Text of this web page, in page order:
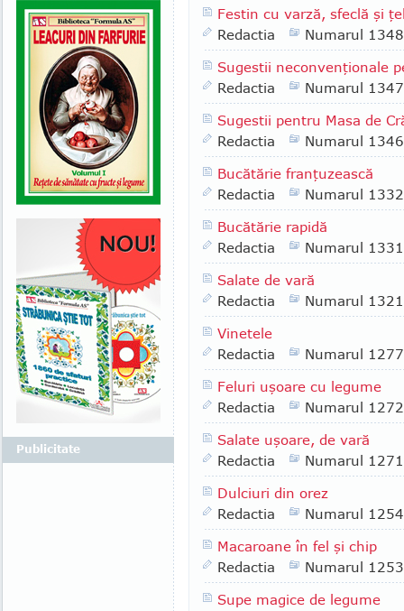
Festin cu varză, sfeclă şi
Redactia
Numarul 1348
Sugestii neconvenţionale
Redactia
Numarul 1347
Sugestii pentru Masa de
Redactia
Numarul 1346
Bucătărie franţuzească
Redactia
Numarul 1332
Bucătărie rapidă
Redactia
Numarul 1331
Salate de vară
Redactia
Numarul 1321
Vinetele
Redactia
Numarul 1277
Feluri uşoare cu legume
Redactia
Numarul 1272
Salate uşoare, de vară
Redactia
Numarul 1271
Dulciuri din orez
Redactia
Numarul 1254
Macaroane în fel şi chip
Redactia
Numarul 1253
Supe magice de legume
Publicitate